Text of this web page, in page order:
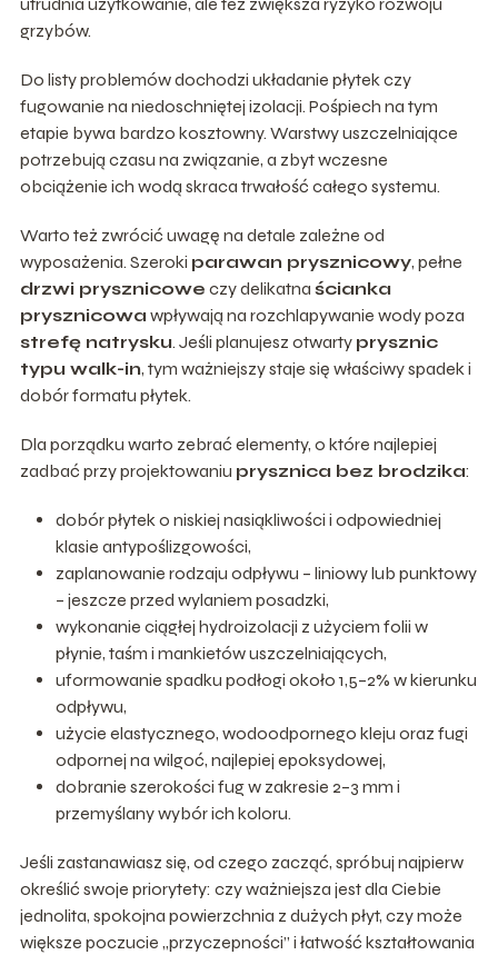
grzybów.
Do listy problemów dochodzi układanie płytek czy
fugowanie na niedoschniętej izolacji. Pośpiech na tym
etapie bywa bardzo kosztowny. Warstwy uszczelniające
potrzebują czasu na związanie, a zbyt wczesne
obciążenie ich wodą skraca trwałość całego systemu.
Warto też zwrócić uwagę na detale zależne od
wyposażenia. Szeroki parawan prysznicowy, pełne
drzwi prysznicowe czy delikatna ścianka
prysznicowa wpływają na rozchlapywanie wody poza
strefę natrysku. Jeśli planujesz otwarty prysznic
typu walk-in, tym ważniejszy staje się właściwy spadek i
dobór formatu płytek.
Dla porządku warto zebrać elementy, o które najlepiej
zadbać przy projektowaniu prysznica bez brodzika:
dobór płytek o niskiej nasiąkliwości i odpowiedniej
klasie antypoślizgowości,
zaplanowanie rodzaju odpływu – liniowy lub punktowy
– jeszcze przed wylaniem posadzki,
wykonanie ciągłej hydroizolacji z użyciem folii w
płynie, taśm i mankietów uszczelniających,
uformowanie spadku podłogi około 1,5–2% w kierunku
odpływu,
użycie elastycznego, wodoodpornego kleju oraz fugi
odpornej na wilgoć, najlepiej epoksydowej,
dobranie szerokości fug w zakresie 2–3 mm i
przemyślany wybór ich koloru.
Jeśli zastanawiasz się, od czego zacząć, spróbuj najpierw
określić swoje priorytety: czy ważniejsza jest dla Ciebie
jednolita, spokojna powierzchnia z dużych płyt, czy może
większe poczucie „przyczepności” i łatwość kształtowania